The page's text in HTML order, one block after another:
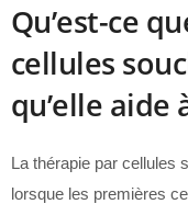
Qu’est-ce
cellules
qu’elle aide
La thérapie par cellules
lorsque les premières